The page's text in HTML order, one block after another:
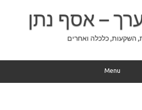
– אסף נתן
השקעות, כלכלה ואחרים
Menu